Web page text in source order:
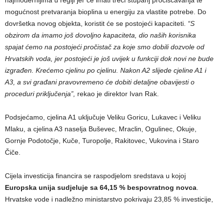
mogućnost pretvaranja bioplina u energiju za vlastite potrebe. Do
dovršetka novog objekta, koristit će se postojeći kapaciteti. “S
obzirom da imamo još dovoljno kapaciteta, dio naših korisnika
spajat ćemo na postojeći pročistač za koje smo dobili dozvole od
Hrvatskih voda, jer postojeći je još uvijek u funkciji dok novi ne bude
izgrađen. Krećemo cjelinu po cjelinu. Nakon A2 slijede cjeline A1 i
A3, a svi građani pravovremeno će dobiti detaljne obavijesti o
proceduri priključenja”, rekao je direktor Ivan Rak.
Podsjećamo, cjelina A1 uključuje Veliku Goricu, Lukavec i Veliku
Mlaku, a cjelina A3 naselja Buševec, Mraclin, Ogulinec, Okuje,
Gornje Podotočje, Kuče, Turopolje, Rakitovec, Vukovina i Staro
Čiče.
Cijela investicija financira se raspodjelom sredstava u kojoj
Europska unija sudjeluje sa 64,15 % bespovratnog novca
Hrvatske vode i nadležno ministarstvo pokrivaju 23,85 % investicije,